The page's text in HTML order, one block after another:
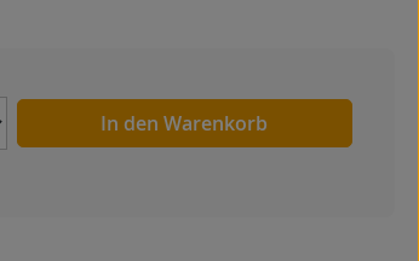
Anzahl In den Warenkorb